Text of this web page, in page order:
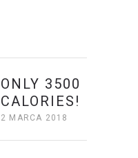
ONLY 3500
CALORIES!
2 MARCA 2018